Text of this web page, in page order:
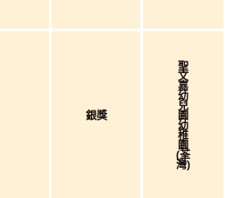
銀獎
聖
文
嘉
幼
兒
園
幼
稚
園
(荃
灣)